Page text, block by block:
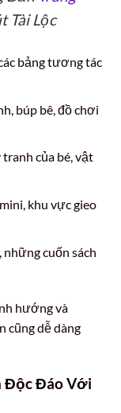
Tài Lộc
bảng tương tác
búp bê, đồ chơi
của bé, vật
khu vực gieo
những cuốn sách
hướng và
cũng dễ dàng
Độc Đáo Với